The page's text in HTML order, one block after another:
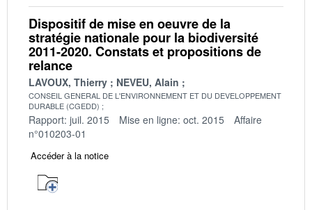
Dispositif de mise en oeuvre de la
stratégie nationale pour la biodiversité
2011-2020. Constats et propositions de
relance
LAVOUX, Thierry NEVEU, Alain
CONSEIL GENERAL DE L'ENVIRONNEMENT ET DU DEVELOPPEMENT
DURABLE (CGEDD)
Rapport: juil. 2015 Mise en ligne: oct. 2015
Affaire
n°010203-01
Accéder à la notice